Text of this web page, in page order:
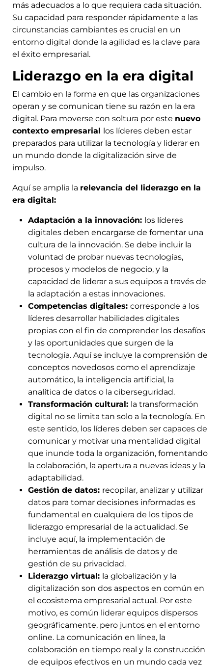
más adecuados a lo que requiera cada situación.
Su capacidad para responder rápidamente a las
circunstancias cambiantes es crucial en un
entorno digital donde la agilidad es la clave para
el éxito empresarial.
Liderazgo en la era digital
El cambio en la forma en que las organizaciones
operan y se comunican tiene su razón en la era
digital. Para moverse con soltura por este nuevo
contexto empresarial los líderes deben estar
preparados para utilizar la tecnología y liderar en
un mundo donde la digitalización sirve de
impulso.
Aquí se amplia la relevancia del liderazgo en la
era digital:
Adaptación a la innovación: los líderes
digitales deben encargarse de fomentar una
cultura de la innovación. Se debe incluir la
voluntad de probar nuevas tecnologías,
procesos y modelos de negocio, y la
capacidad de liderar a sus equipos a través de
la adaptación a estas innovaciones.
Competencias digitales: corresponde a los
líderes desarrollar habilidades digitales
propias con el fin de comprender los desafíos
y las oportunidades que surgen de la
tecnología. Aquí se incluye la comprensión de
conceptos novedosos como el aprendizaje
automático, la inteligencia artificial, la
analítica de datos o la ciberseguridad.
Transformación cultural: la transformación
digital no se limita tan solo a la tecnología. En
este sentido, los líderes deben ser capaces de
comunicar y motivar una mentalidad digital
que inunde toda la organización, fomentando
la colaboración, la apertura a nuevas ideas y la
adaptabilidad.
Gestión de datos: recopilar, analizar y utilizar
datos para tomar decisiones informadas es
fundamental en cualquiera de los tipos de
liderazgo empresarial de la actualidad. Se
incluye aquí, la implementación de
herramientas de análisis de datos y de
gestión de su privacidad.
Liderazgo virtual: la globalización y la
digitalización son dos aspectos en común en
el ecosistema empresarial actual. Por este
motivo, es común liderar equipos dispersos
geográficamente, pero juntos en el entorno
online. La comunicación en línea, la
colaboración en tiempo real y la construcción
de equipos efectivos en un mundo cada vez